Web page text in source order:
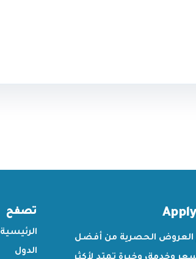
الحصرية من أفضل
تصفح
الرئيسية
الدول